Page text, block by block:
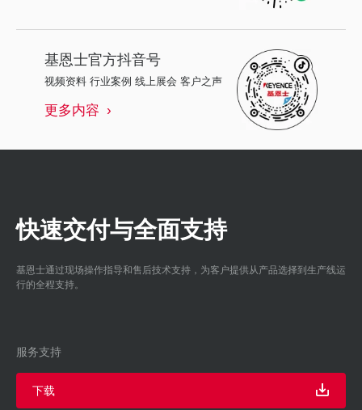
基恩士官方抖音号
视频资料 行业案例 线上展会 客户之声
更多内容
快速交付与全面支持
基恩士通过现场操作指导和售后技术支持，为客户提供从产品选择到生产线运
行的全程支持。
服务支持
下载